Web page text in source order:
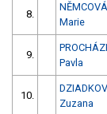
8.
NĚMCOVÁ
Marie
9.
Pavla
10.
Zuzana